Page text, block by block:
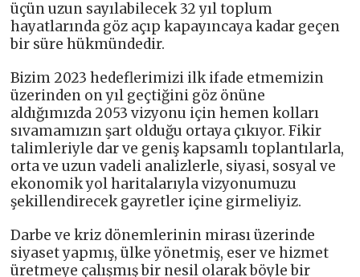
üçün uzun sayılabilecek 32 yıl toplum
hayatlarında göz açıp kapayıncaya kadar geçen
bir süre hükmündedir.
Bizim 2023 hedeflerimizi ilk ifade etmemizin
üzerinden on yıl geçtiğini göz önüne
aldığımızda 2053 vizyonu için hemen kolları
sıvamamızın şart olduğu ortaya çıkıyor. Fikir
talimleriyle dar ve geniş kapsamlı toplantılarla,
orta ve uzun vadeli analizlerle, siyasi, sosyal ve
ekonomik yol haritalarıyla vizyonumuzu
şekillendirecek gayretler içine girmeliyiz.
Darbe ve kriz dönemlerinin mirası üzerinde
siyaset yapmış, ülke yönetmiş, eser ve hizmet
üretmeye çalışmış bir nesil olarak böyle bir